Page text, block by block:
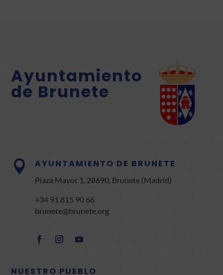
Ayuntamiento
de Brunete
 AYUNTAMIENTO DE BRUNETE
Plaza Mayor 1, 28690, Brunete (Madrid)
+34 91 815 90 66
brunete@brunete.org
NUESTRO PUEBLO